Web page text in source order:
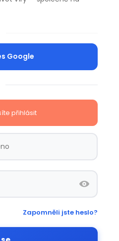
Google
přihlásit
Zapomněli jste heslo?